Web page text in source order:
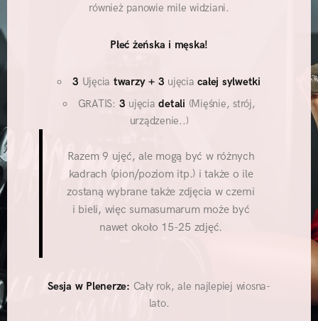
również panowie mile widziani.
Płeć żeńska i męska!
3 Ujęcia twarzy+ 3 ujęciacałej sylwetki
GRATIS: 3 ujęciadetali (Mięśnie, strój,
urządzenie..)
Razem 9 ujęć, ale mogą być w różnych
kadrach (pion/poziom itp.) i także o ile
zostaną wybrane także zdjęcia w czerni
i bieli, więc sumasumarum może być
nawet około 15-25 zdjęć.
Sesja w Plenerze: Cały rok, ale najlepiej wiosna-
lato.